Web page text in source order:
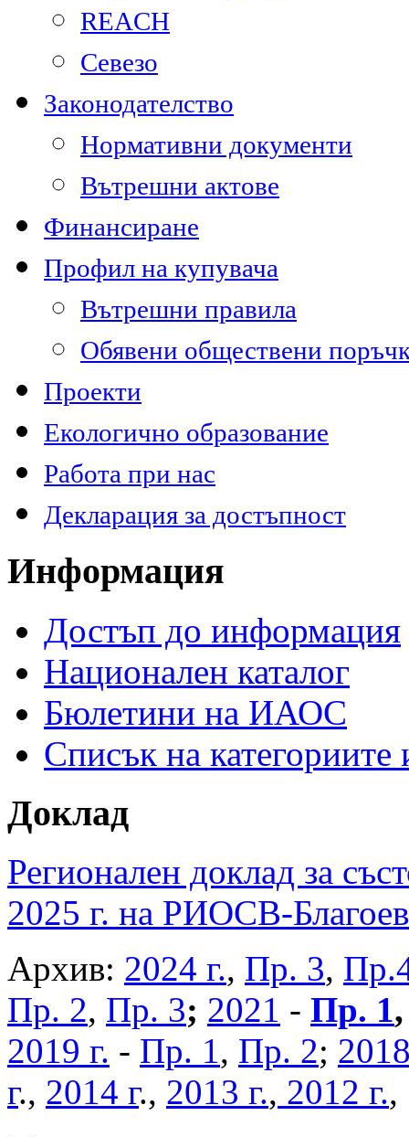
REACH
Севезо
Законодателство
Нормативни документи
Вътрешни актове
Финансиране
Профил на купувача
Вътрешни правила
Обявени обществени
Проекти
Екологично образование
Работа при нас
Декларация за достъпност
Информация
Достъп до информация
Национален каталог
Бюлетини на ИАОС
Списък на
Доклад
Регионален доклад за
2025 г. на РИОСВ-
Архив: 2024 г., Пр. 3,
Пр. 2, Пр. 3; 2021 - Пр. 1
2019 г. - Пр. 1, Пр. 2;
г., 2014 г., 2013 г., 2012 г.